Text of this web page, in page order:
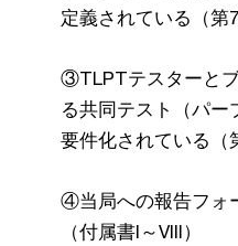
定義されている（第7
③TLPTテスターと
る共同テスト（パー
要件化されている（
④当局への報告フォ
（付属書I～VIII）